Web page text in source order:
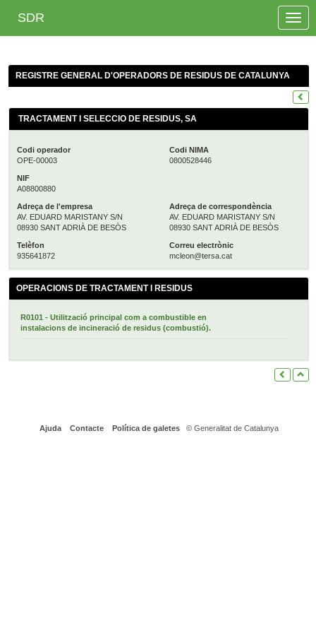
Toggle
SDR
REGISTRE GENERAL D'OPERADORS DE RESIDUS DE CATALUNYA
TRACTAMENT I SELECCIO DE RESIDUS, SA
Codi operador
Codi NIMA
OPE-00003
0800528446
NIF
A08800880
Adreça de l'empresa
Adreça de correspondència
AV. EDUARD MARISTANY S/N
08930 SANT ADRIÀ DE BESÒS
AV. EDUARD MARISTANY S/N
08930 SANT ADRIÀ DE BESÒS
Telèfon
Correu electrònic
935641872
mcleon@tersa.cat
OPERACIONS DE TRACTAMENT I RESIDUS
R0101 - Utilització principal com a combustible en
instalacions de incineració de residus (combustió).
Ajuda Contacte Política de galetes © Generalitat de Catalunya